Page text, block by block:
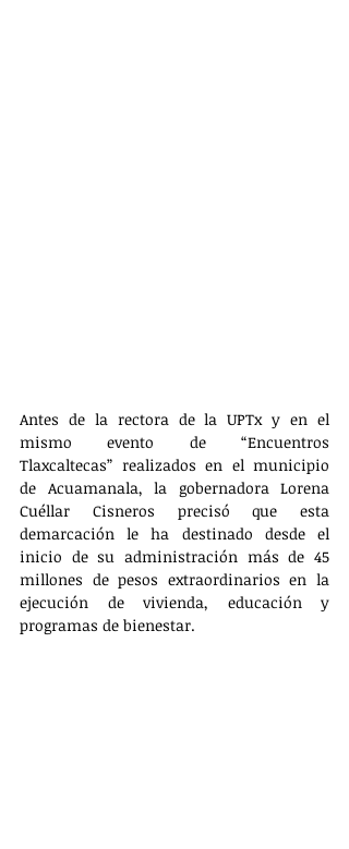
Antes de la rectora de la UPTx y en el
mismo evento de “Encuentros
Tlaxcaltecas” realizados en el municipio
de Acuamanala, la gobernadora Lorena
Cuéllar Cisneros precisó que esta
demarcación le ha destinado desde el
inicio de su administración más de 45
millones de pesos extraordinarios en la
ejecución de vivienda, educación y
programas de bienestar.